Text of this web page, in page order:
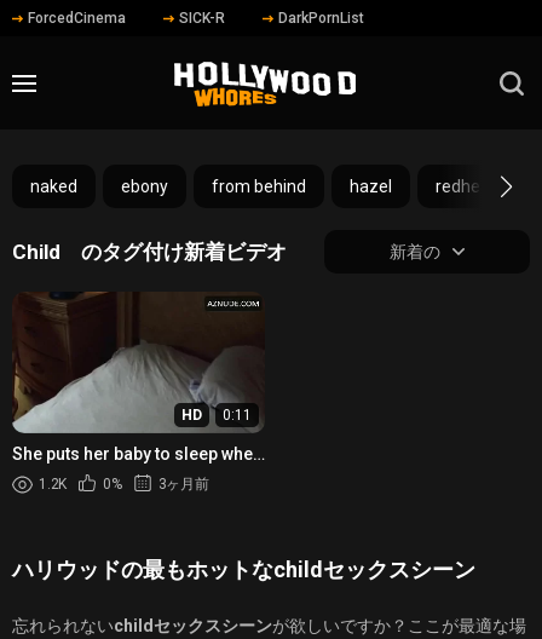
ForcedCinema SICK-R DarkPornList
naked ebony from behind hazel redhead
Child のタグ付け新着ビデオ 新着の
HD 0:11
She puts her baby to sleep when
she is undressed
1.2K 0% 3ヶ月前
ハリウッドの最もホットなchildセックスシーン
忘れられないchildセックスシーンが欲しいですか？ここが最適な場